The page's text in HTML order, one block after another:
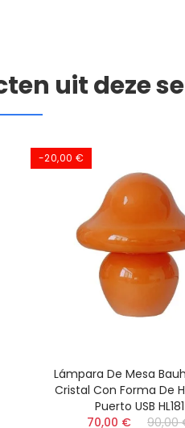
uit deze
-20,00 €
Lámpara De Mesa
Cristal Con Forma De
Puerto USB HL181
70,00 €
90,00